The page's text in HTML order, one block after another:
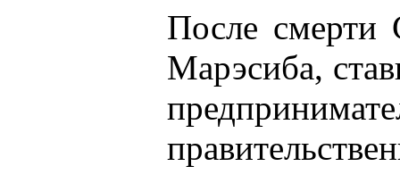
После смерти
Марэсиба,